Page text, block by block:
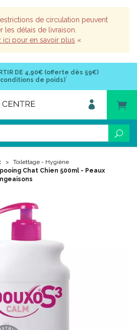
de circulation peuvent
les délais de livraison.
ici pour en savoir plus «
DE 4,90€ (offerte dès 59€)
conditions de poids)*
Toilettage - Hygiène
Chat Chien 500ml - Peaux